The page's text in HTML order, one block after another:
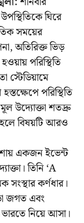
ঘিরে
সময়ের
অতিরিক্ত ভিড়
পরিস্থিতি
স্টেডিয়ামে
পরিস্থিতি
উদ্যোক্তা শতদ্রু
বিষয়টি আরও
একজন ইভেন্ট
তিনি ‘A
কর্ণধার।
জগত এবং
ভারতে নিয়ে আসা।